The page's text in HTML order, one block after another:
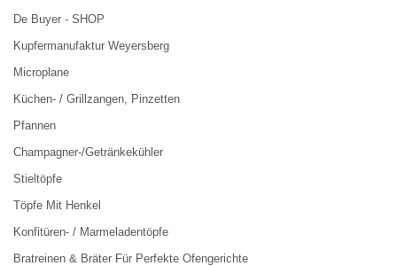
De Buyer - SHOP
Kupfermanufaktur Weyersberg
Microplane
Küchen- / Grillzangen, Pinzetten
Pfannen
Champagner-/Getränkekühler
Stieltöpfe
Töpfe Mit Henkel
Konfitüren- / Marmeladentöpfe
Bratreinen & Bräter Für Perfekte Ofengerichte